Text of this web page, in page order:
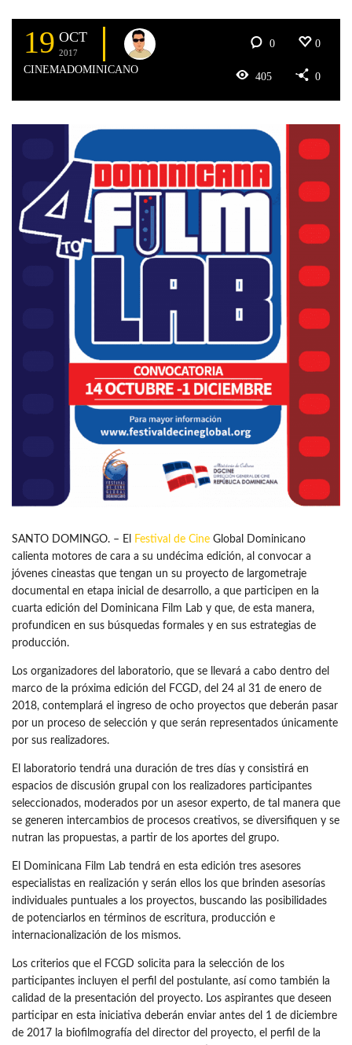
19 OCT
2017
CINEMADOMINICANO
0 0
405 0
SANTO DOMINGO. – El Festival de Cine Global Dominicano
calienta motores de cara a su undécima edición, al convocar a
jóvenes cineastas que tengan un su proyecto de largometraje
documental en etapa inicial de desarrollo, a que participen en la
cuarta edición del Dominicana Film Lab y que, de esta manera,
profundicen en sus búsquedas formales y en sus estrategias de
producción.
Los organizadores del laboratorio, que se llevará a cabo dentro del
marco de la próxima edición del FCGD, del 24 al 31 de enero de
2018, contemplará el ingreso de ocho proyectos que deberán pasar
por un proceso de selección y que serán representados únicamente
por sus realizadores.
El laboratorio tendrá una duración de tres días y consistirá en
espacios de discusión grupal con los realizadores participantes
seleccionados, moderados por un asesor experto, de tal manera que
se generen intercambios de procesos creativos, se diversifiquen y se
nutran las propuestas, a partir de los aportes del grupo.
El Dominicana Film Lab tendrá en esta edición tres asesores
especialistas en realización y serán ellos los que brinden asesorías
individuales puntuales a los proyectos, buscando las posibilidades
de potenciarlos en términos de escritura, producción e
internacionalización de los mismos.
Los criterios que el FCGD solicita para la selección de los
participantes incluyen el perfil del postulante, así como también la
calidad de la presentación del proyecto. Los aspirantes que deseen
participar en esta iniciativa deberán enviar antes del 1 de diciembre
de 2017 la biofilmografía del director del proyecto, el perfil de la